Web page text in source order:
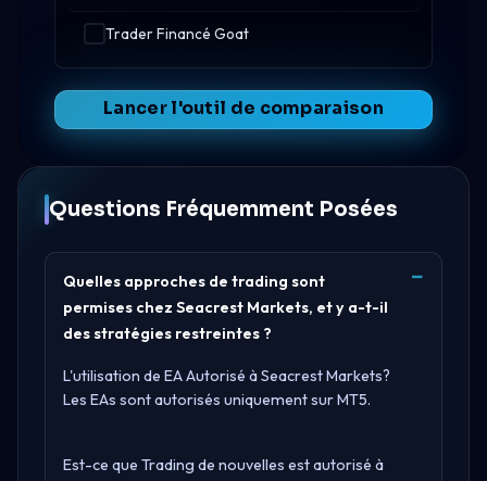
Trader Financé Goat
Lancer l'outil de comparaison
Questions Fréquemment Posées
Quelles approches de trading sont
permises chez Seacrest Markets, et y a-t-il
des stratégies restreintes ?
L'utilisation de EA Autorisé à Seacrest Markets?
Les EAs sont autorisés uniquement sur MT5.
Est-ce que Trading de nouvelles est autorisé à